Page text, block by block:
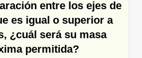
entre los ejes de
es igual o superior a
¿cuál será su masa
permitida?